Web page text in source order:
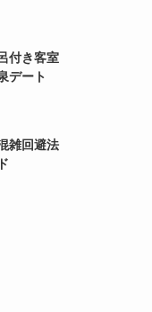
付き客室
デート
雑回避法